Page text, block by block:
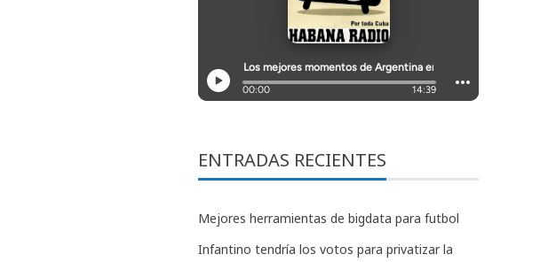
ENTRADAS RECIENTES
Mejores herramientas de bigdata para futbol
Infantino tendría los votos para privatizar la